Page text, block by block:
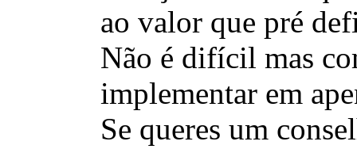
ao valor que pré
Não é difícil mas
implementar em
Se queres um